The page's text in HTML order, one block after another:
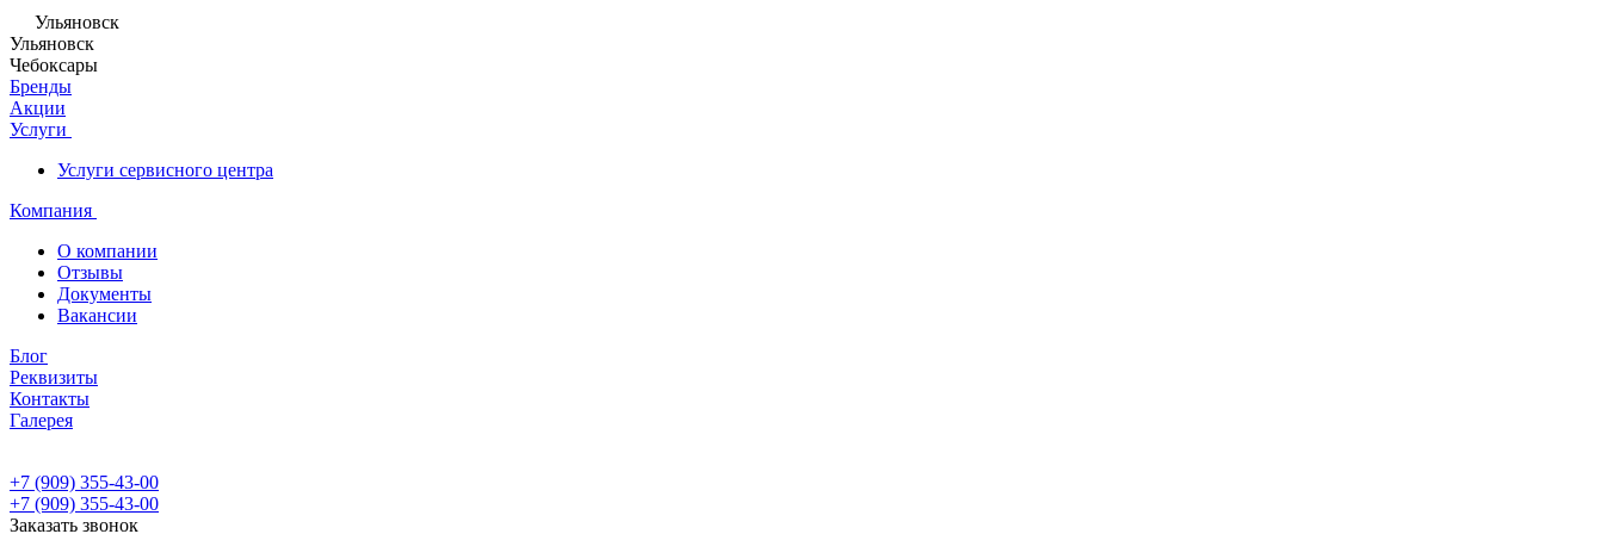
Ульяновск
Ульяновск
Чебоксары
Бренды
Акции
Услуги
Услуги сервисного центра
Компания
О компании
Отзывы
Документы
Вакансии
Блог
Реквизиты
Контакты
Галерея
+7 (909) 355-43-00
+7 (909) 355-43-00
Заказать звонок